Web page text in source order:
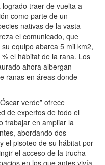
logrado traer de vuelta a
como parte de un
nativas de la vasta
el comunicado, que
equipo abarca 5 mil km2,
el hábitat de la rana. Los
ahora albergan
ranas en áreas donde
verde” ofrece
de expertos de todo el
trabajar en ampliar la
abordando dos
el pisoteo de su hábitat por
el acceso de la trucha